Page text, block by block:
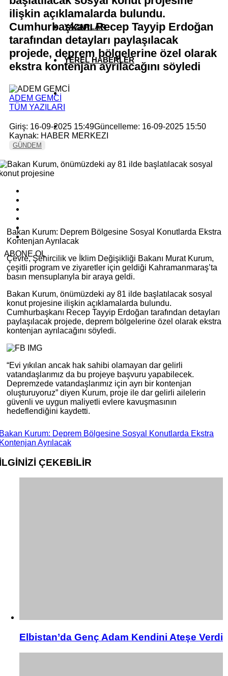
YAZARLAR
YEREL HABERLER
ilişkin açıklamalarda bulundu.
Cumhurbaşkanı Recep Tayyip Erdoğan
tarafından detayları paylaşılacak
projede, deprem bölgelerine özel olarak
ekstra kontenjan ayrılacağını söyledi
ADEM GEMCİ
TÜM YAZILARI
Giriş: 16-09-2025 15:49Güncelleme: 16-09-2025 15:50
Kaynak: HABER MERKEZI
GÜNDEM
ABONE OL
Bakan Kurum: Deprem Bölgesine Sosyal Konutlarda Ekstra
Kontenjan Ayrılacak
Çevre, Şehircilik ve İklim Değişikliği Bakanı Murat Kurum,
çeşitli program ve ziyaretler için geldiği Kahramanmaraş’ta
basın mensuplarıyla bir araya geldi.
Bakan Kurum, önümüzdeki ay 81 ilde başlatılacak sosyal
konut projesine ilişkin açıklamalarda bulundu.
Cumhurbaşkanı Recep Tayyip Erdoğan tarafından detayları
paylaşılacak projede, deprem bölgelerine özel olarak ekstra
kontenjan ayrılacağını söyledi.
“Evi yıkılan ancak hak sahibi olamayan dar gelirli
vatandaşlarımız da bu projeye başvuru yapabilecek.
Depremzede vatandaşlarımız için ayrı bir kontenjan
oluşturuyoruz” diyen Kurum, proje ile dar gelirli ailelerin
güvenli ve uygun maliyetli evlere kavuşmasının
hedeflendiğini kaydetti.
Kurum: Deprem Bölgesine Sosyal Konutlarda Ekstra
Ayrılacak
ÇEKEBİLİR
Elbistan’da Genç Adam Kendini Ateşe Verdi